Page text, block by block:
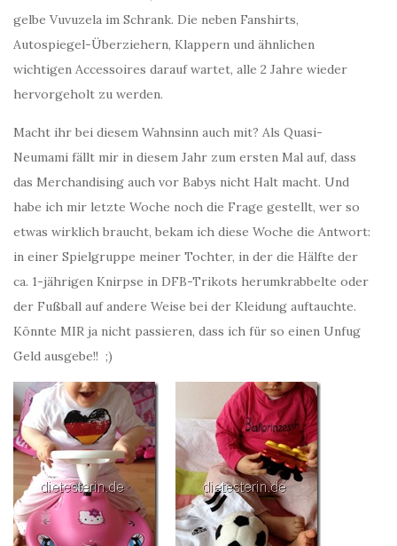
gelbe Vuvuzela im Schrank. Die neben Fanshirts,
Autospiegel-Überziehern, Klappern und ähnlichen
wichtigen Accessoires darauf wartet, alle 2 Jahre wieder
hervorgeholt zu werden.
Macht ihr bei diesem Wahnsinn auch mit? Als Quasi-
Neumami fällt mir in diesem Jahr zum ersten Mal auf, dass
das Merchandising auch vor Babys nicht Halt macht. Und
habe ich mir letzte Woche noch die Frage gestellt, wer so
etwas wirklich braucht, bekam ich diese Woche die Antwort:
in einer Spielgruppe meiner Tochter, in der die Hälfte der
ca. 1-jährigen Knirpse in DFB-Trikots herumkrabbelte oder
der Fußball auf andere Weise bei der Kleidung auftauchte.
Könnte MIR ja nicht passieren, dass ich für so einen Unfug
Geld ausgebe!! ;)